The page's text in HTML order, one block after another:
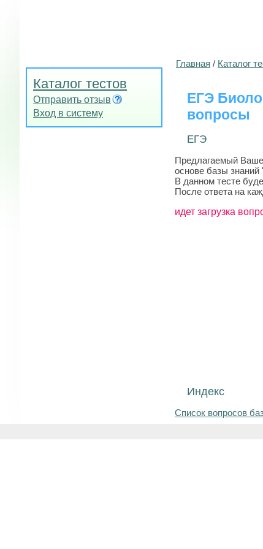
Каталог тестов
Отправить отзыв
Вход в систему
Главная / Каталог
ЕГЭ
вопросы
ЕГЭ
Предлагаемый
основе базы
В данном тесте
После ответа на
идет загрузка
Индекс
Список вопросов